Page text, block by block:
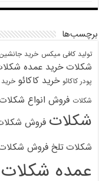
برچسب‌ها
تولید کافی میکس خرید جانشین
شکلات خرید عمده
پودر کاکائو خرید کاکائو
شکلات فروش انواع
شکلات فروش
شکلات تلخ فروش
عمده شکلات